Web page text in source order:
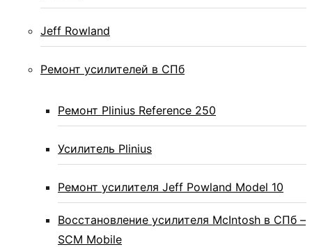
Jeff Rowland
Ремонт усилителей в СПб
Ремонт Plinius Reference 250
Усилитель Plinius
Ремонт усилителя Jeff Powland Model 10
Восстановление усилителя McIntosh в СПб –
SCM Mobile